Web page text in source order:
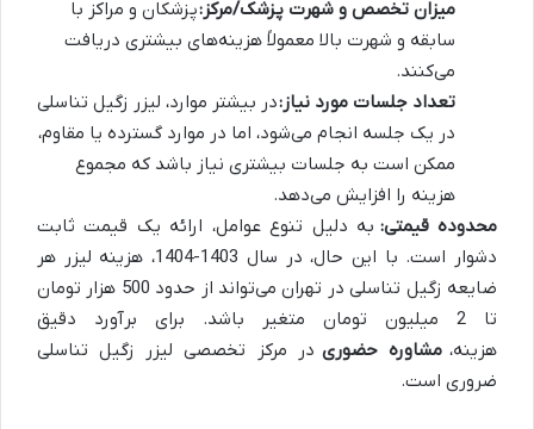
میزان تخصص و شهرت پزشک/مرکز:پزشکان و مراکز با
سابقه و شهرت بالا معمولاً هزینه‌های بیشتری دریافت
می‌کنند.
تعداد جلسات مورد نیاز:در بیشتر موارد، لیزر زگیل تناسلی
در یک جلسه انجام می‌شود، اما در موارد گسترده یا مقاوم،
ممکن است به جلسات بیشتری نیاز باشد که مجموع
هزینه را افزایش می‌دهد.
محدوده قیمتی: به دلیل تنوع عوامل، ارائه یک قیمت ثابت
دشوار است. با این حال، در سال 1403-1404، هزینه لیزر هر
ضایعه زگیل تناسلی در تهران می‌تواند از حدود 500 هزار تومان
تا 2 میلیون تومان متغیر باشد. برای برآورد دقیق
هزینه، مشاوره حضوری در مرکز تخصصی لیزر زگیل تناسلی
ضروری است.